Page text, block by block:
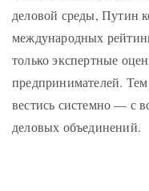
деловой среды, Путин
международных
только экспертные
предпринимателей.
вестись системно — с
деловых объединений.